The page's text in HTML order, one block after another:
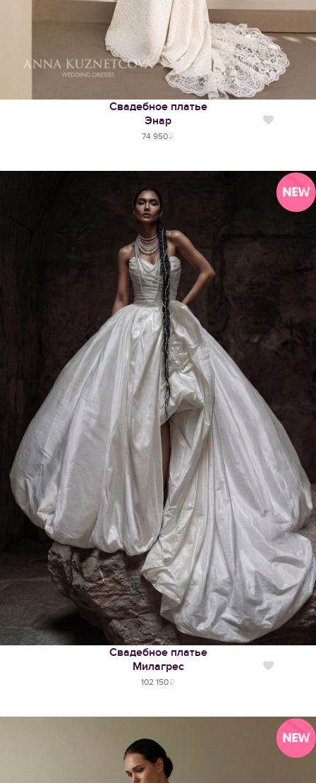
Свадебное платье
Энар
74 950
Свадебное платье
Милагрес
102 150